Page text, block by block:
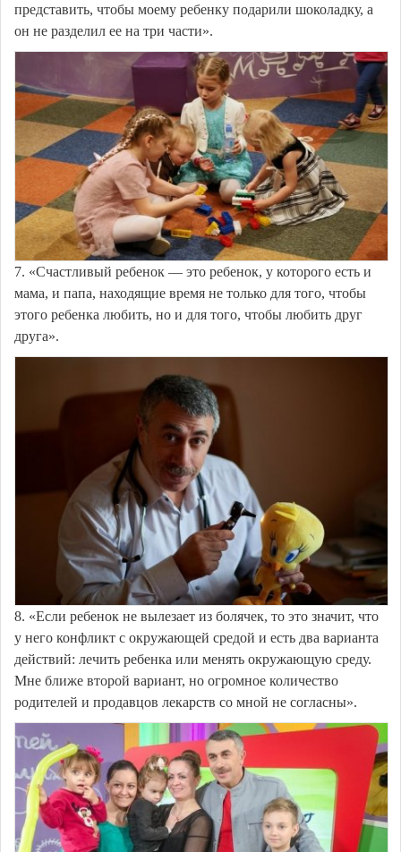
представить, чтобы моему ребенку подарили шоколадку, а
он не разделил ее на три части».
7. «Счастливый ребенок — это ребенок, у которого есть и
мама, и папа, находящие время не только для того, чтобы
этого ребенка любить, но и для того, чтобы любить друг
друга».
8. «Если ребенок не вылезает из болячек, то это значит, что
у него конфликт с окружающей средой и есть два варианта
действий: лечить ребенка или менять окружающую среду.
Мне ближе второй вариант, но огромное количество
родителей и продавцов лекарств со мной не согласны».